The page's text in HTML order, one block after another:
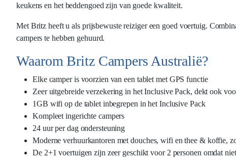
keukens en het beddengoed zijn van goede kwaliteit.
Met Britz heeft u als prijsbewuste reiziger een goed voertuig.
campers te hebben gehuurd.
Waarom Britz Campers Australië?
Elke camper is voorzien van een tablet met GPS functie
Zeer uitgebreide verzekering in het Inclusive Pack, dekt ook
1GB wifi op de tablet inbegrepen in het Inclusive Pack
Kompleet ingerichte campers
24 uur per dag ondersteuning
Moderne verhuurkantoren met douches, wifi en thee & koffie,
De 2+1 voertuigen zijn zeer geschikt voor 2 personen omdat